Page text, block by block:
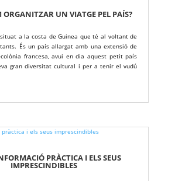
UN VIATGE PEL PAÍS?
a la costa de Guinea que té al voltant de
És un país allargat amb una extensió de
colònia francesa, avui en dia aquest petit país
gran diversitat cultural i per a tenir el vudú
PRÀCTICA I ELS SEUS
IMPRESCINDIBLES